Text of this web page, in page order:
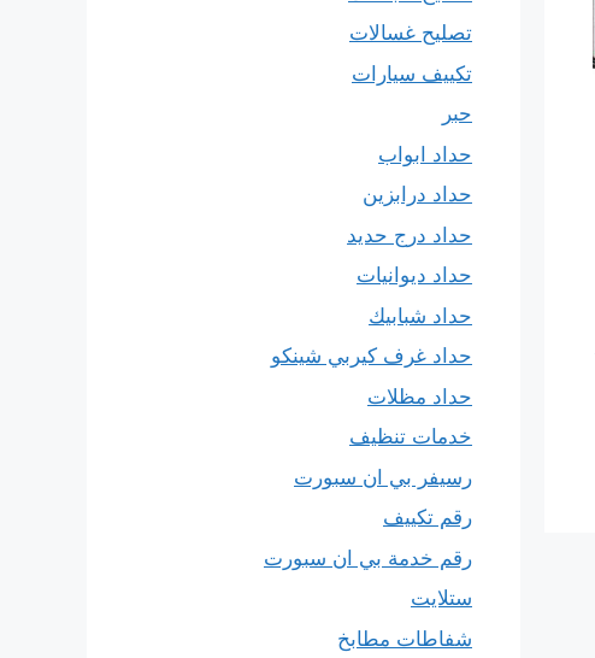
تصليح غسالات
تكييف سيارات
حبر
حداد ابواب
حداد درابزين
حداد درج حديد
حداد ديوانيات
حداد شبابيك
حداد غرف كيربي شينكو
حداد مظلات
خدمات تنظيف
رسيفر بي ان سبورت
رقم تكييف
رقم خدمة بي ان سبورت
ستلايت
شفاطات مطابخ